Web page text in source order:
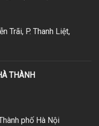
Trãi, P. Thanh Liệt,
THÀNH
phố Hà Nội